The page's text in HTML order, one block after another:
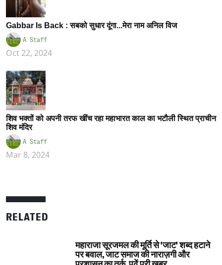
Gabbar Is Back : सबको सुधार दूंगा...मेरा नाम अनिल विज
A Staff
Oct 22, 2024
शिव भक्तों को अपनी तरफ खींच रहा महाभारत काल का भटौली स्थित प्राचीन
शिव मंदिर
A Staff
Mar 8, 2024
RELATED
महाराजा सूरजमल की मूर्ति से 'जाट' शब्द हटाने
पर बवाल, जाट समाज की नाराज़गी और